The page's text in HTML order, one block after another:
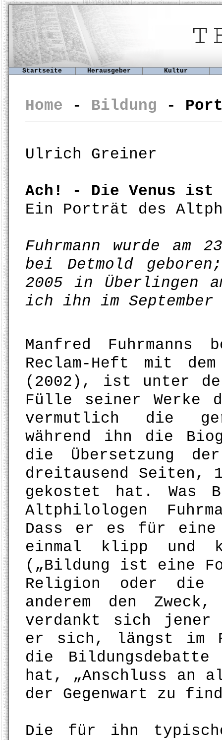
Startseite Herausgeber Kultur
Home - Bildung -
Ulrich Greiner
Ach! - Die Venus ist
Ein Porträt des
Fuhrmann wurde am
bei Detmold
2005 in Überlingen
ich ihn im September
Manfred
Reclam-Heft mit
(2002), ist unter der
Fülle seiner Werke
vermutlich die
während ihn die
die Übersetzung
dreitausend Seiten,
gekostet hat.
Altphilologen
Dass er es für eine
einmal klipp und
(„Bildung ist eine
Religion oder die
anderem den
verdankt sich jener
er sich, längst im
die Bildungsdebatte
hat, „Anschluss an
der Gegenwart zu
Die für ihn